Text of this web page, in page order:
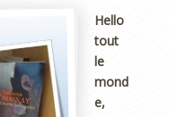
Hello
tout
le
mond
e,